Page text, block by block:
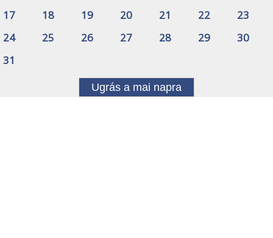
17
18 19 20 21 22
23
24
25 26 27 28 29
30
31
Ugrás a mai napra